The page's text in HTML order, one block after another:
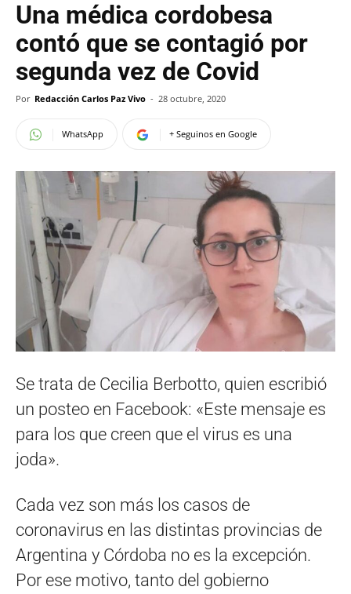
Una médica cordobesa
contó que se contagió por
segunda vez de Covid
Por Redacción Carlos Paz Vivo - 28 octubre, 2020
WhatsApp + Seguinos en Google
Se trata de Cecilia Berbotto, quien escribió
un posteo en Facebook: «Este mensaje es
para los que creen que el virus es una
joda».
Cada vez son más los casos de
coronavirus en las distintas provincias de
Argentina y Córdoba no es la excepción.
Por ese motivo, tanto del gobierno